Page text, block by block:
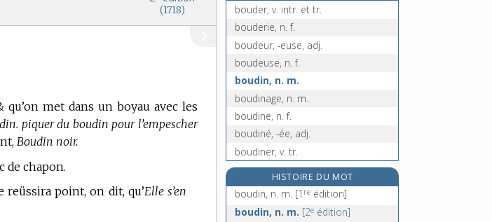
(1718)
met dans un boyau avec les
piquer du boudin pour l’empescher
Boudin noir.
de chapon.
reüssira point, on dit, qu’Elle s’en
bouder, v. intr. et tr.
bouderie, n. f.
boudeur, -euse, adj.
boudeuse, n. f.
boudin, n. m.
boudinage, n. m.
boudine, n. f.
boudiné, -ée, adj.
boudiner, v. tr.
boudineuse, n. f.
boudinière, n. f.[1reédition]
boudoir, n. m.
HISTOIRE DU MOT
boudin, n. m. [1 re édition]
boudin, n. m. [2e édition]